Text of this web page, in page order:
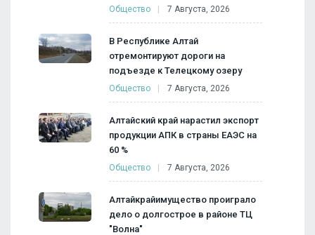
Общество 7 Августа, 2026
В Республике Алтай
отремонтируют дороги на
подъезде к Телецкому озеру
Общество 7 Августа, 2026
Алтайский край нарастил экспорт
продукции АПК в страны ЕАЭС на
60 %
Общество 7 Августа, 2026
Алтайкрайимущество проиграло
дело о долгострое в районе ТЦ
"Волна"